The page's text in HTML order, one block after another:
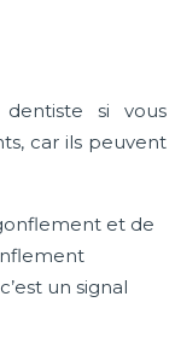
si vous
car ils peuvent
et de
un signal